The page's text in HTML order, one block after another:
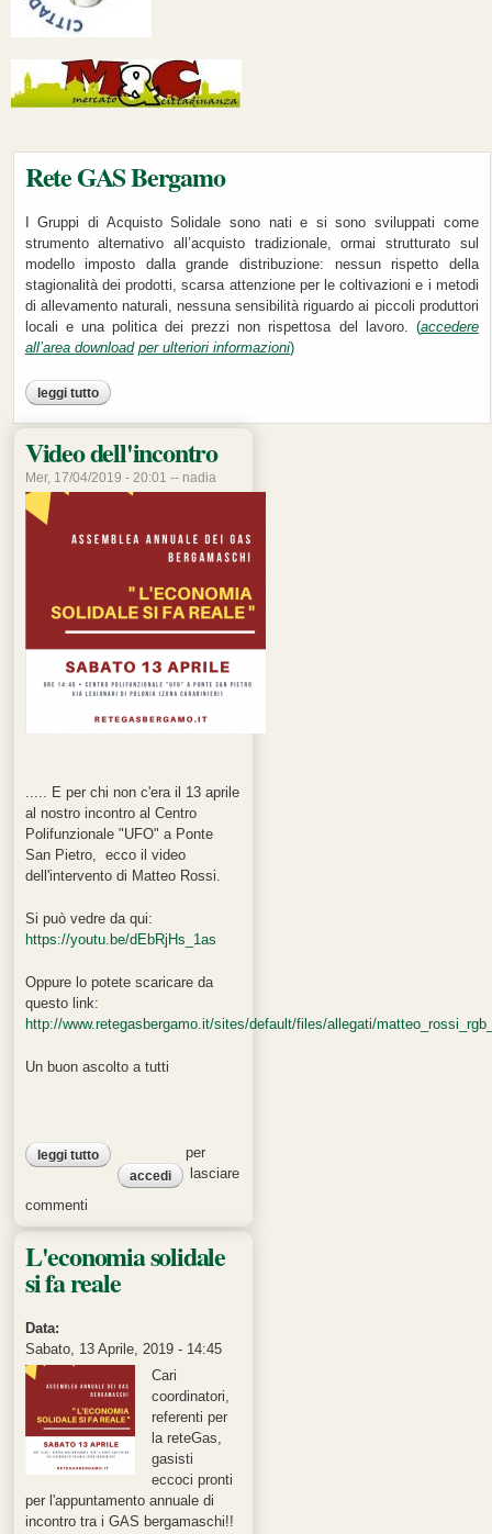
Rete GAS Bergamo
I Gruppi di Acquisto Solidale sono nati e si sono sviluppati come
strumento alternativo all’acquisto tradizionale, ormai strutturato sul
modello imposto dalla grande distribuzione: nessun rispetto della
stagionalità dei prodotti, scarsa attenzione per le coltivazioni e i metodi
di allevamento naturali, nessuna sensibilità riguardo ai piccoli produttori
locali e una politica dei prezzi non rispettosa del lavoro. (accedere
all’area download per ulteriori informazioni)
leggi tuttosu rete gas bergamo
Video dell'incontro
Mer, 17/04/2019 - 20:01 -- nadia
..... E per chi non c'era il 13 aprile
al nostro incontro al Centro
Polifunzionale "UFO" a Ponte
San Pietro, ecco il video
dell'intervento di Matteo Rossi.
Si può vedre da qui:
https://youtu.be/dEbRjHs_1as
Oppure lo potete scaricare da
questo link:
http://www.retegasbergamo.it/sites/default/files/allegati/
Un buon ascolto a tutti
leggi tuttosu video dell'incontro
accedi
per
lasciare
commenti
L'economia solidale
si fa reale
Data:
Sabato, 13 Aprile, 2019 - 14:45
Cari
coordinatori,
referenti per
la reteGas,
gasisti
eccoci pronti
per l'appuntamento annuale di
incontro tra i GAS bergamaschi!!
Pagine